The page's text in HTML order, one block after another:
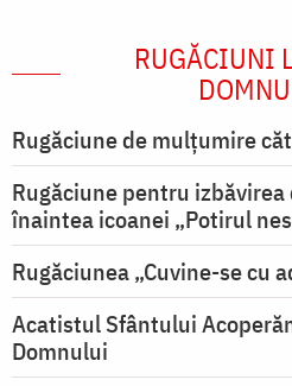
RUGĂCIUNI
Rugăciune de mulţumire
Rugăciune pentru
înaintea icoanei „Potirul
Rugăciunea „Cuvine-se cu
Acatistul Sfântului
Domnului